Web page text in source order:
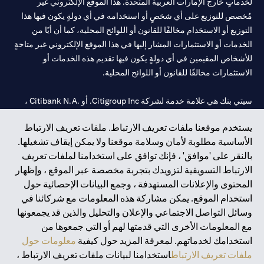
يستخدم موقعنا ملفات تعريف الارتباط. ملفات تعريف الارتباط
الأساسية مطلوبة لأمان وسلامة موقعنا ولا يمكن إيقاف تشغيلها.
بالنقر على 'موافق' ، فإنك توافق على استخدامنا لملفات تعريف
الارتباط التسويقية لتزويدك بتجربة مخصصة عبر الموقع ، وإظهار
المحتوى والإعلانات المستهدفة ، وجمع البيانات الإحصائية حول
استخدام الموقع. يمكن مشاركة هذه المعلومات مع شركائنا في
وسائل التواصل الاجتماعي والإعلان والتحليل والذين قد يجمعونها
مع المعلومات الأخرى التي قدمتها لهم أو التي جمعوها من
استخدامك لخدماتهم. لمعرفة المزيد حول كيفية معلومات حول
ملفات تعريف الارتباطاستخدامنا لبيانات ملفات تعريف الارتباط ،
مُخصص للتوزيع على أي شخصٍ أو استخدامه في أي دولةٍ يكون فيها هذا
التوزيع أو الاستخدام مخالفًا للقانون أو اللوائح المحلية، كما أن أيًا من
الخدمات أو الاستثمارات المشار إليها في هذا الموقع الإلكتروني غير متاحةٍ
للأشخاص المقيمين في أي دولةٍ يكون فيها تقديم هذه الخدمات أو
الاستثمارات مخالفًا للقانون أو اللوائح المحلية.
سيتي بنك هي علامة خدمة لشركة Citigroup Inc. أو .Citibank N.A ،
سيتي بنك إن. إيه. الإمارات مسجل لدى مصرف الإمارات المركزي تحت
أرقام التراخيص 202563 لفرع الوصل في دبي، 531989 لفرع مول
الإمارات في دبي، و CN-1002019 لفرع أبوظبي. هاتف: 4000 311 04.
فرع سيتي بنك إن إيه - الإمارات العربية المتحدة مرخص من مصرف
الإمارات العربية المتحدة المركزي كفرع لبنك أجنبي.
سيتي بنك إن إيه الإمارات العربية المتحدة مرخص من هيئة الأوراق المالية
والسلع في الإمارات العربية المتحدة ("SCA") للقيام بالنشاط المالي لـ أ)
الاستشارات المالية والتعريف والترويج بموجب ترخيص رقم
20200000097 ب) وسيط تداول في الأسواق الدولية بموجب ترخيص